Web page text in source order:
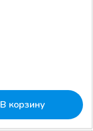
В корзину